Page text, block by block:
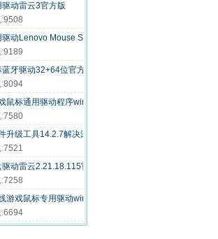
动雷云3官方版
:9508
动Lenovo Mouse Suite 6.86官方版
:9189
牙驱动32+64位官方版
:8094
鼠标通用驱动程序win7+win10官方版
:7580
升级工具14.2.7解决滚动间断问题
:7521
动雷云2.21.18.115官方版
:7258
游戏鼠标专用驱动win7和win10官方版
:6694